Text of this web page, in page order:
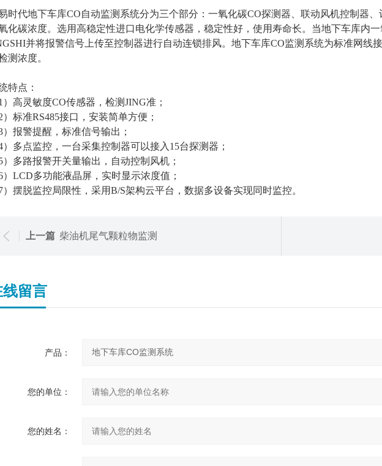
时代地下车库CO自动监测系统分为三个部分：一氧化碳CO探测器、联动风机控制器、
化碳浓度。选用高稳定性进口电化学传感器，稳定性好，使用寿命长。当地下车库内
并将报警信号上传至控制器进行自动连锁排风。 地下车库CO监测系统为标准网线
测浓度。
特点：
）高灵敏度CO传感器，检测JING准；
）标准RS485接口，安装简单方便；
）报警提醒，标准信号输出；
）多点监控，一台采集控制器可以接入15台探测器；
）多路报警开关量输出，自动控制风机；
）LCD多功能液晶屏，实时显示浓度值；
）摆脱监控局限性，采用B/S架构云平台，数据多设备实现同时监控。
上一篇 柴油机尾气颗粒物监测
线留言
产品：
您的单位：
您的姓名：